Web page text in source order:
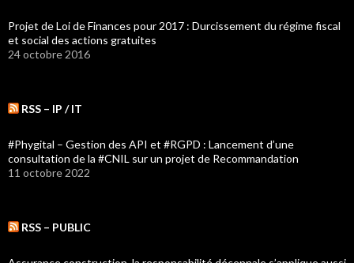
Projet de Loi de Finances pour 2017 : Durcissement du régime fiscal
et social des actions gratuites
24 octobre 2016
RSS – IP / IT
#Phygital – Gestion des API et #RGPD : Lancement d’une
consultation de la #CNIL sur un projet de Recommandation
11 octobre 2022
RSS – PUBLIC